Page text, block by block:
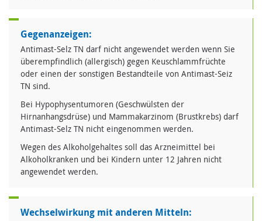
Gegenanzeigen:
Antimast-Selz TN darf nicht angewendet werden wenn Sie
überempfindlich (allergisch) gegen Keuschlammfrüchte
oder einen der sonstigen Bestandteile von Antimast-Seiz
TN sind.
Bei Hypophysentumoren (Geschwülsten der
Hirnanhangsdrüse) und Mammakarzinom (Brustkrebs) darf
Antimast-Selz TN nicht eingenommen werden.
Wegen des Alkoholgehaltes soll das Arzneimittel bei
Alkoholkranken und bei Kindern unter 12 Jahren nicht
angewendet werden.
Wechselwirkung mit anderen Mitteln: